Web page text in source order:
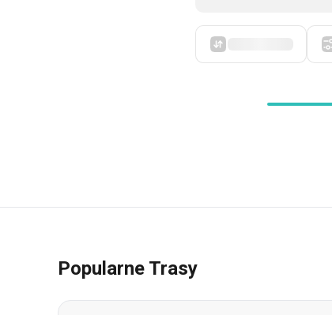
Po pierwsze, tanie
Humań Petropawliwka